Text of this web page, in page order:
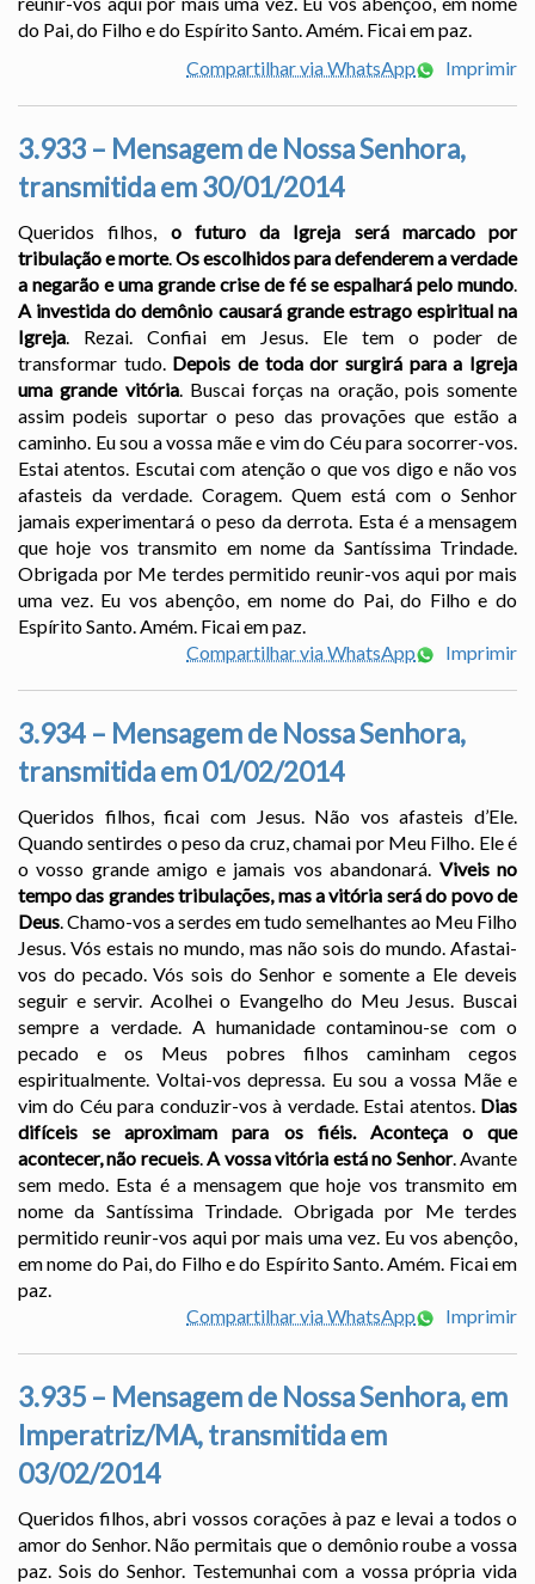
do Pai, do Filho e do Espírito Santo. Amém. Ficai em paz.
Compartilhar via WhatsApp
Imprimir
3.933 – Mensagem de Nossa Senhora,
transmitida em 30/01/2014
Queridos filhos, o futuro da Igreja será marcado por
tribulação e morte.Os escolhidos para defenderem a verdade
a negarão e uma grande crise de fé se espalhará pelo mundo.
A investida do demônio causará grande estrago espiritual na
Igreja. Rezai. Confiai em Jesus. Ele tem o poder de
transformar tudo. Depois de toda dor surgirá para a Igreja
uma grande vitória. Buscai forças na oração, pois somente
assim podeis suportar o peso das provações que estão a
caminho. Eu sou a vossa mãe e vim do Céu para socorrer-vos.
Estai atentos. Escutai com atenção o que vos digo e não vos
afasteis da verdade. Coragem. Quem está com o Senhor
jamais experimentará o peso da derrota. Esta é a mensagem
que hoje vos transmito em nome da Santíssima Trindade.
Obrigada por Me terdes permitido reunir-vos aqui por mais
uma vez. Eu vos abençôo, em nome do Pai, do Filho e do
Espírito Santo. Amém. Ficai em paz.
Compartilhar via WhatsApp
Imprimir
3.934 – Mensagem de Nossa Senhora,
transmitida em 01/02/2014
Queridos filhos, ficai com Jesus. Não vos afasteis d’Ele.
Quando sentirdes o peso da cruz, chamai por Meu Filho. Ele é
o vosso grande amigo e jamais vos abandonará. Viveis no
tempo das grandes tribulações, mas a vitória será do povo de
Deus. Chamo-vos a serdes em tudo semelhantes ao Meu Filho
Jesus. Vós estais no mundo, mas não sois do mundo. Afastai-
vos do pecado. Vós sois do Senhor e somente a Ele deveis
seguir e servir. Acolhei o Evangelho do Meu Jesus. Buscai
sempre a verdade. A humanidade contaminou-se com o
pecado e os Meus pobres filhos caminham cegos
espiritualmente. Voltai-vos depressa. Eu sou a vossa Mãe e
vim do Céu para conduzir-vos à verdade. Estai atentos. Dias
difíceis se aproximam para os fiéis. Aconteça o que
acontecer, não recueis.A vossa vitória está no Senhor. Avante
sem medo. Esta é a mensagem que hoje vos transmito em
nome da Santíssima Trindade. Obrigada por Me terdes
permitido reunir-vos aqui por mais uma vez. Eu vos abençôo,
em nome do Pai, do Filho e do Espírito Santo. Amém. Ficai em
paz.
Compartilhar via WhatsApp
Imprimir
3.935 – Mensagem de Nossa Senhora, em
Imperatriz/MA, transmitida em
03/02/2014
Queridos filhos, abri vossos corações à paz e levai a todos o
amor do Senhor. Não permitais que o demônio roube a vossa
paz. Sois do Senhor. Testemunhai com a vossa própria vida